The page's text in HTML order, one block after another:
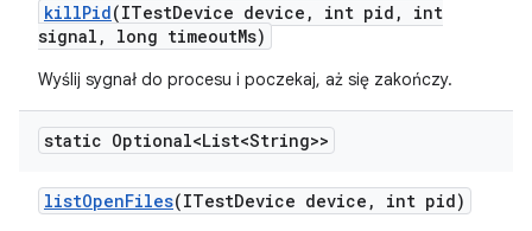
killPid(ITestDevice device , int pid ,
int
signal , long timeoutMs)
Wyślij sygnał do procesu i poczekaj, aż się zakończy.
static Optional<List<String>>
listOpenFiles(ITestDevice device , int pid)